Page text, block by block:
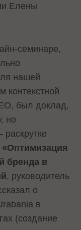
Елены
семинаре,
нашей
контекстной
был доклад,
но
«Оптимизация
бренда в
, руководитель
о
в
(создание